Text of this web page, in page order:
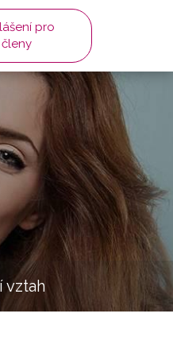
pro
členy
vztah